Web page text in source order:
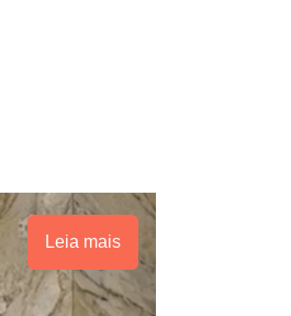
Leia mais